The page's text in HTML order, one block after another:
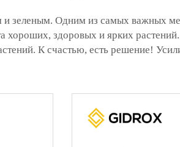
зеленым. Одним из самых важных
хороших, здоровых и ярких
К счастью, есть решение!